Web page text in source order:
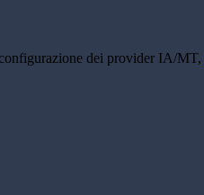
dei provider IA/MT,